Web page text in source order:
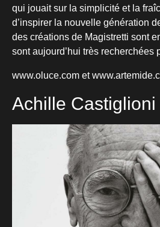
qui jouait sur la simplicité et la
d’inspirer la nouvelle génération
des créations de Magistretti sont
sont aujourd’hui très recherchées
www.oluce.com et
Achille Castiglioni